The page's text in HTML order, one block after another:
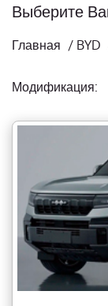
Выберите
Главная / BYD
Модификация: